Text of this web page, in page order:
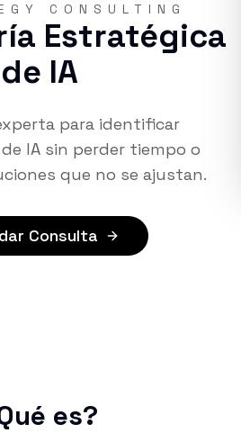
CONSULTING
Estratégica
de IA
para identificar
IA sin perder tiempo o
que no se ajustan.
Consulta
es?